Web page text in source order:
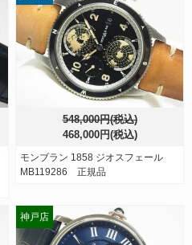
548,000円(税込)
468,000円(税込)
モンブラン 1858 ジオスフェール
MB119286 正規品
神戸店